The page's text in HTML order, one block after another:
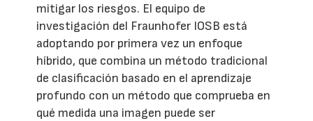
mitigar los riesgos. El equipo de
investigación del Fraunhofer IOSB está
adoptando por primera vez un enfoque
híbrido, que combina un método tradicional
de clasificación basado en el aprendizaje
profundo con un método que comprueba en
qué medida una imagen puede ser